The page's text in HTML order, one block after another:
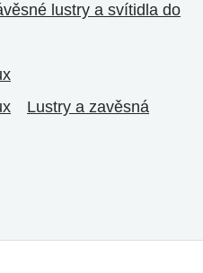
lustry a svítidla do
Lustry a zavěsná